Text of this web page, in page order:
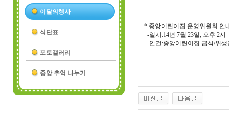
이달의행사
식단표
포토갤러리
중앙 추억 나누기
* 중앙어린이집 운영위원회 안
-일시:14년 7월 23일, 오후 2시
-안건:중앙어린이집 급식/위